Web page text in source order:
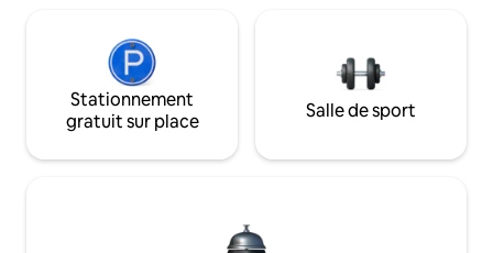
Stationnement
gratuit sur place
Salle de sport